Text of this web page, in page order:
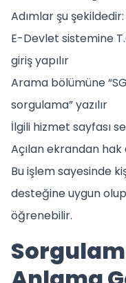
Adımlar şu şekildedir:
E-Devlet sistemine
giriş yapılır
Arama bölümüne
sorgulama” yazılır
İlgili hizmet sayfası
Açılan ekrandan
Bu işlem sayesinde
desteğine uygun olup
öğrenebilir.